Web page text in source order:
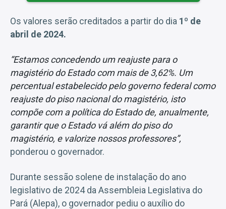
Os valores serão creditados a partir do dia 1º de
abril de 2024.
“Estamos concedendo um reajuste para o
magistério do Estado com mais de 3,62%. Um
percentual estabelecido pelo governo federal como
reajuste do piso nacional do magistério, isto
compõe com a política do Estado de, anualmente,
garantir que o Estado vá além do piso do
magistério, e valorize nossos professores”,
ponderou o governador.
Durante sessão solene de instalação do ano
legislativo de 2024 da Assembleia Legislativa do
Pará (Alepa), o governador pediu o auxílio do